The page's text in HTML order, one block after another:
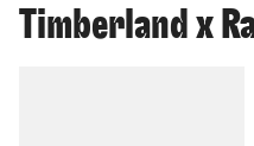
Timberland x